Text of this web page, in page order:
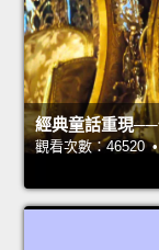
經典童話重現
觀看次數：46520